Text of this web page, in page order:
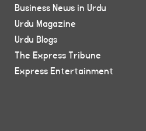
Business News in Urdu
Urdu Magazine
Urdu Blogs
The Express Tribune
Express Entertainment